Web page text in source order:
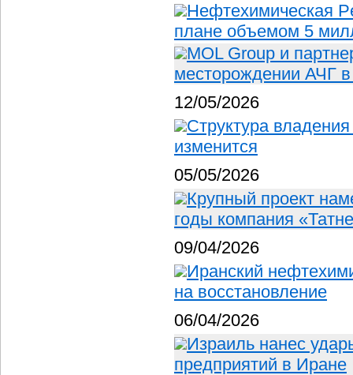
Нефтехимическая
плане объемом 5
MOL Group и
месторождении АЧГ
12/05/2026
Структура
изменится
05/05/2026
Крупный проект
годы компания
09/04/2026
Иранский
на восстановление
06/04/2026
Израиль нанес
предприятий в Иране